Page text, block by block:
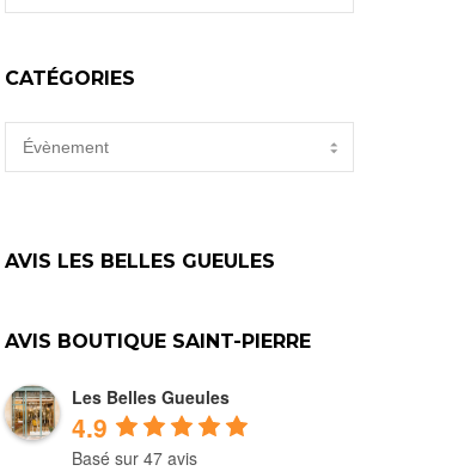
CATÉGORIES
CATÉGORIES
AVIS LES BELLES GUEULES
AVIS BOUTIQUE SAINT-PIERRE
Les Belles Gueules
4.9
Basé sur 47 avis